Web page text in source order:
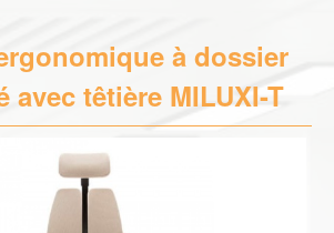
à dossier
avec têtière MILUXI-T